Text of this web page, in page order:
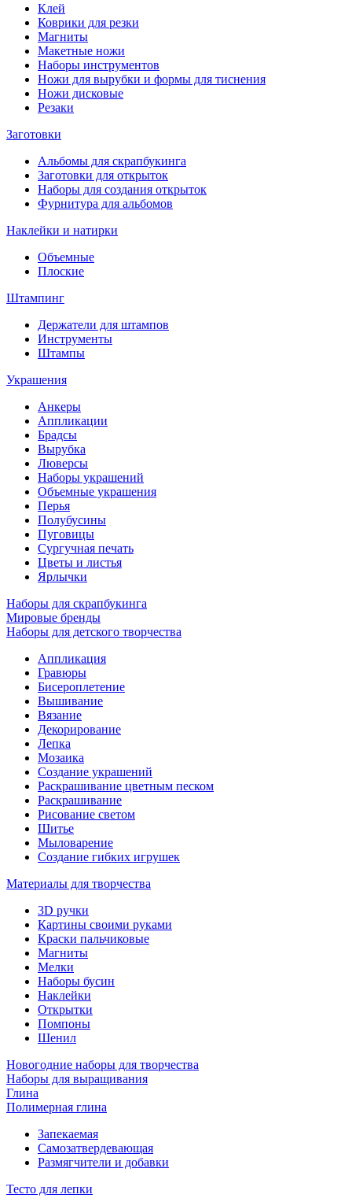
Клей
Коврики для резки
Магниты
Макетные ножи
Наборы инструментов
Ножи для вырубки и формы для тиснения
Ножи дисковые
Резаки
Заготовки
Альбомы для скрапбукинга
Заготовки для открыток
Наборы для создания открыток
Фурнитура для альбомов
Наклейки и натирки
Объемные
Плоские
Штампинг
Держатели для штампов
Инструменты
Штампы
Украшения
Анкеры
Аппликации
Брадсы
Вырубка
Люверсы
Наборы украшений
Объемные украшения
Перья
Полубусины
Пуговицы
Сургучная печать
Цветы и листья
Ярлычки
Наборы для скрапбукинга
Мировые бренды
Наборы для детского творчества
Аппликация
Гравюры
Бисероплетение
Вышивание
Вязание
Декорирование
Лепка
Мозаика
Создание украшений
Раскрашивание цветным песком
Раскрашивание
Рисование светом
Шитье
Мыловарение
Создание гибких игрушек
Материалы для творчества
3D ручки
Картины своими руками
Краски пальчиковые
Магниты
Мелки
Наборы бусин
Наклейки
Открытки
Помпоны
Шенил
Новогодние наборы для творчества
Наборы для выращивания
Глина
Полимерная глина
Запекаемая
Самозатвердевающая
Размягчители и добавки
Тесто для лепки